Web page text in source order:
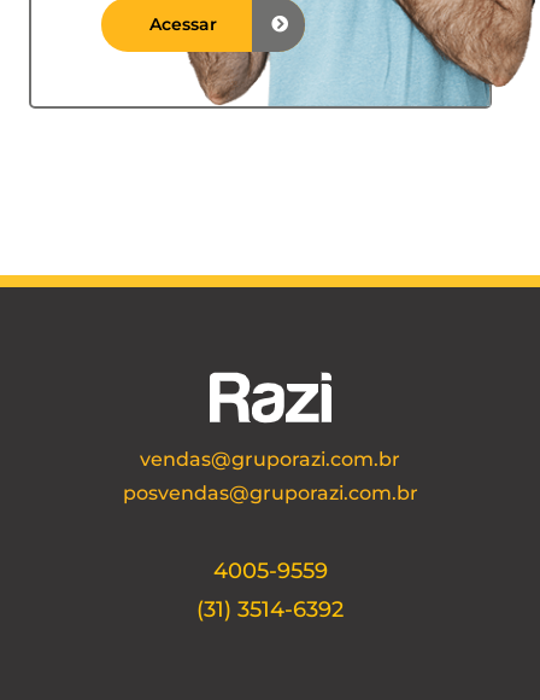
Acessar
vendas@gruporazi.com.br
posvendas@gruporazi.com.br
4005-9559
(31) 3514-6392